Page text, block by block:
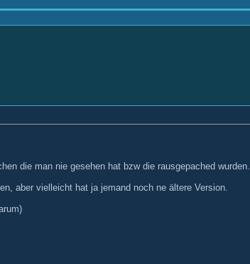
die man nie gesehen hat bzw die rausgepached wurden.
aber vielleicht hat ja jemand noch ne ältere Version.